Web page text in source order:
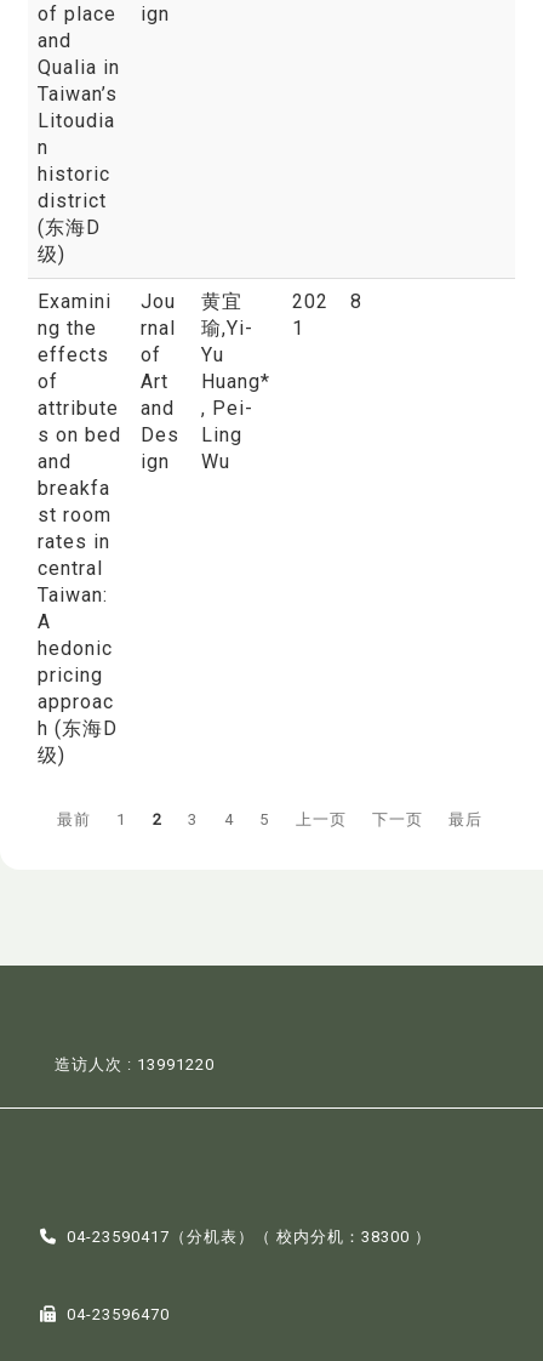
of place
and
Qualia in
Taiwan’s
Litoudia
n
historic
district
(东海D
级)
ign
Examini
ng the
effects
of
attribute
s on bed
and
breakfa
st room
rates in
central
Taiwan:
A
hedonic
pricing
approac
h (东海D
级)
Jou
rnal
of
Art
and
Des
ign
黄宜
瑜,Yi-
Yu
Huang*
, Pei-
Ling
Wu
202
1
8
最前 1 2 3 4 5 上一页 下一页 最后
造访人次 : 13991220
04-23590417（分机表 ）（ 校内分机：38300 ）
04-23596470